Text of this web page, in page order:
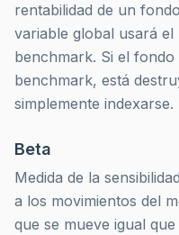
rentabilidad de un
variable global usará
benchmark. Si el
benchmark, está
simplemente indexarse.
Beta
Medida de la
a los movimientos del
que se mueve igual